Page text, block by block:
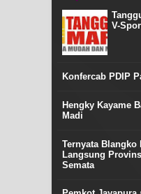
V-
Konfercab PDIP
Hengky Kayame
Madi
Ternyata Blangko
Langsung
Semata